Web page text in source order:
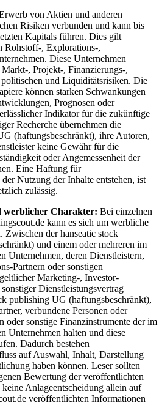
von Aktien und anderen
Risiken verbunden und kann bis
Kapitals führen. Dies gilt
Rohstoff-, Explorations-,
Diese Unternehmen
, Projekt-, Finanzierungs-,
und Liquiditätsrisiken. Die
können starken Schwankungen
Prognosen oder
Indikator für die zukünftige
Recherche übernehmen die
(haftungsbeschränkt), ihre Autoren,
keine Gewähr für die
oder Angemessenheit der
Eine Haftung für
Nutzung der Inhalte entstehen, ist
zulässig.
werblicher Charakter: Bei einzelnen
kann es sich um werbliche
Zwischen der hanseatic stock
und einem oder mehreren im
Unternehmen, deren Dienstleistern,
Partnern oder sonstigen
Marketing-, Investor-
Dienstleistungsvertrag
publishing UG (haftungsbeschränkt),
verbundene Personen oder
oder sonstige Finanzinstrumente der im
Unternehmen halten und diese
Dadurch bestehen
auf Auswahl, Inhalt, Darstellung
haben können. Leser sollten
Bewertung der veröffentlichten
Anlageentscheidung allein auf
veröffentlichten Informationen